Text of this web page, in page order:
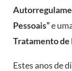
Pessoais”e
Tratamento de
Estes anos de